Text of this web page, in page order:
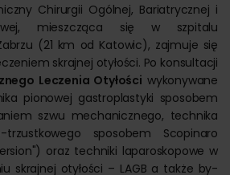
Chirurgii Ogólnej, Bariatrycznej i
mieszcząca się w szpitalu
(21 km od Katowic), zajmuje się
skrajnej otyłości. Po konsultacji
Leczenia Otyłości wykonywane
pionowej gastroplastyki sposobem
szwu mechanicznego, technika
trzustkowego sposobem Scopinaro
oraz techniki laparoskopowe w
skrajnej otyłości – LAGB a także by-